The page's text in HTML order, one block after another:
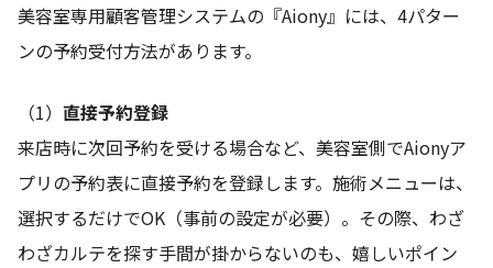
美容室専用顧客管理システムの『Aiony』には、4パター
ンの予約受付方法があります。
（1） 直接予約登録
来店時に次回予約を受ける場合など、美容室側でAionyア
プリの予約表に直接予約を登録します。施術メニューは、
選択するだけでOK（事前の設定が必要）。その際、わざ
わざカルテを探す手間が掛からないのも、嬉しいポイン